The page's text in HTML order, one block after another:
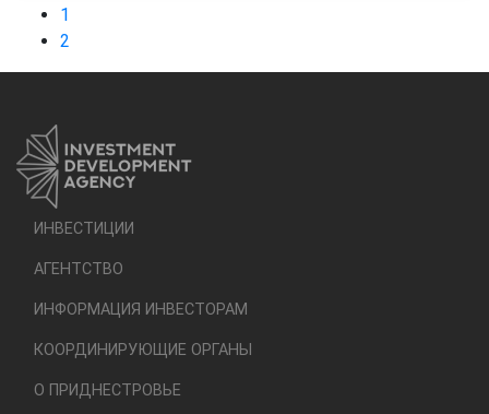
1
2
ИНВЕСТИЦИИ
АГЕНТСТВО
ИНФОРМАЦИЯ ИНВЕСТОРАМ
КООРДИНИРУЮЩИЕ ОРГАНЫ
О ПРИДНЕСТРОВЬЕ